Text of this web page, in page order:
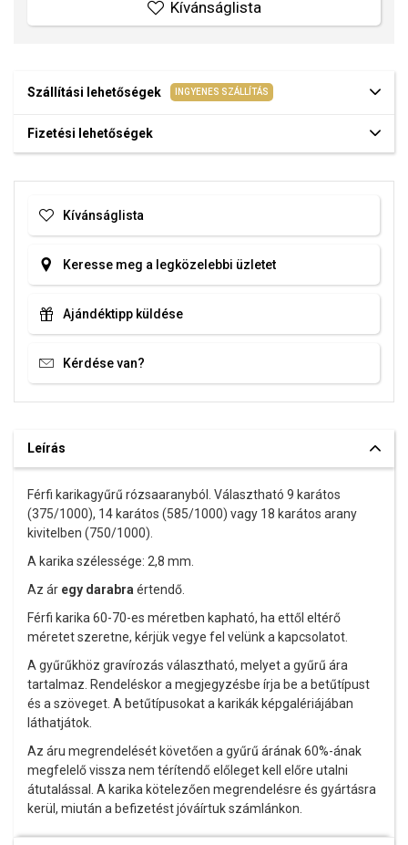
Kívánságlista
Szállítási lehetőségek INGYENES SZÁLLÍTÁS
Fizetési lehetőségek
Kívánságlista
Keresse meg a legközelebbi üzletet
Ajándéktipp küldése
Kérdése van?
Leírás
Férfi karikagyűrű rózsaaranyból. Választható 9 karátos
(375/1000), 14 karátos (585/1000) vagy 18 karátos arany
kivitelben (750/1000).
A karika szélessége: 2,8 mm.
Az ár egy darabra értendő.
Férfi karika 60-70-es méretben kapható, ha ettől eltérő
méretet szeretne, kérjük vegye fel velünk a kapcsolatot.
A gyűrűkhöz gravírozás választható, melyet a gyűrű ára
tartalmaz. Rendeléskor a megjegyzésbe írja be a betűtípust
és a szöveget. A betűtípusokat a karikák képgalériájában
láthatjátok.
Az áru megrendelését követően a gyűrű árának 60%-ának
megfelelő vissza nem térítendő előleget kell előre utalni
átutalással. A karika kötelezően megrendelésre és gyártásra
kerül, miután a befizetést jóváírtuk számlánkon.